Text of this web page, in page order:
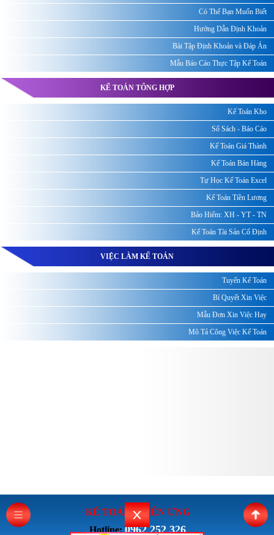
Có Thể Bạn Muốn Biết
Hướng Dẫn Định Khoản
Bài Tập Định Khoản và Đáp Án
Mẫu Báo Cáo Thực Tập Kế Toán
KẾ TOÁN TỔNG HỢP
Kế Toán Kho
Sổ Sách - Báo Cáo
Kế Toán Giá Thành
Kế Toán Bán Hàng
Tự Học Kế Toán Excel
Kế Toán Tiền Lương
Bảo Hiểm: XH - YT - TN
Kế Toán Tài Sản Cố Định
VIỆC LÀM KẾ TOÁN
Tuyển Kế Toán
Bí Quyết Xin Việc
Mẫu Đơn Xin Việc Hay
Mô Tả Công Việc Kế Toán
KẾ TOÁN THIÊN ƯNG
Hotline:0962 252 326